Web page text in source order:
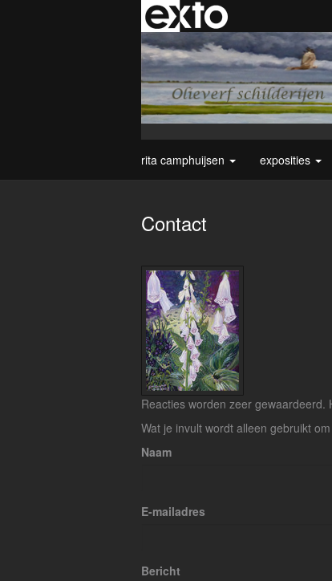
rita camphuijsen exposities
Contact
Reacties worden zeer
Wat je invult wordt alleen gebruikt
Naam
E-mailadres
Bericht